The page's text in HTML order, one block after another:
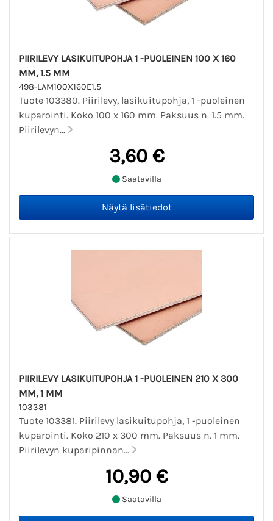
PIIRILEVY LASIKUITUPOHJA 1 -PUOLEINEN 100 X 160
MM, 1.5 MM
498-LAM100X160E1.5
Tuote 103380. Piirilevy, lasikuitupohja, 1 -puoleinen
kuparointi. Koko 100 x 160 mm. Paksuus n. 1.5 mm.
Piirilevyn...
3,60 €
Saatavilla
PIIRILEVY LASIKUITUPOHJA 1 -PUOLEINEN 210 X 300
MM, 1 MM
103381
Tuote 103381. Piirilevy lasikuitupohja, 1 -puoleinen
kuparointi. Koko 210 x 300 mm. Paksuus n. 1 mm.
Piirilevyn kuparipinnan...
10,90 €
Saatavilla